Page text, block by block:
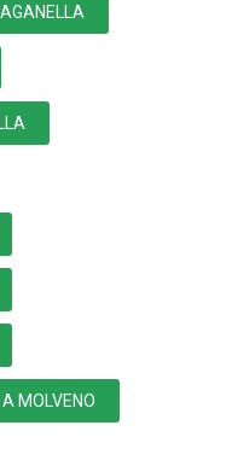
A MOLVENO